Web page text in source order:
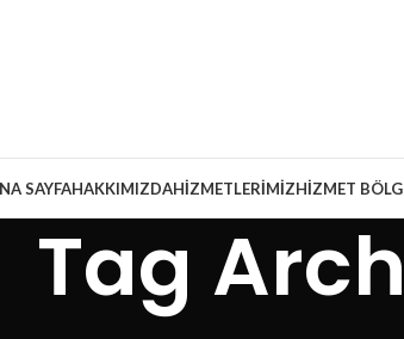
SAYFAHAKKIMIZDAHIZMETLERIMIZHIZMET
Tag